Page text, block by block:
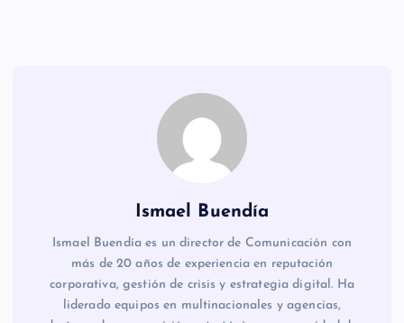
Ismael Buendía
Ismael Buendía es un director de Comunicación con
más de 20 años de experiencia en reputación
corporativa, gestión de crisis y estrategia digital. Ha
liderado equipos en multinacionales y agencias,